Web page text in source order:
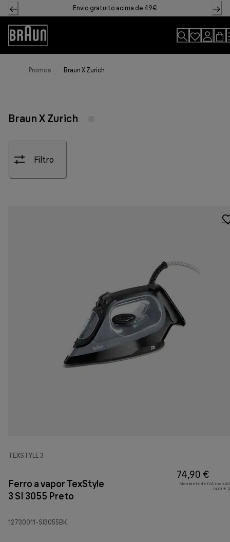
Skip
to
Content
Envio gratuito acima de 49€
Declaração
de
acessibilidade
Promos Braun X Zurich
Braun X Zurich
Filtro
TEXSTYLE 3
Ferro a vapor TexStyle
3 SI 3055 Preto
12730011-SI3055BK
74,90 €
Montante de IVA
14,01 €